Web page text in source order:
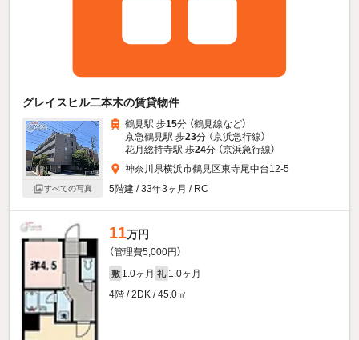
グレイスヒル二本木の賃貸物件
すべての写真
鶴見駅 歩15分 （鶴見線など）
京急鶴見駅 歩23分 （京浜急行線）
花月総持寺駅 歩24分 （京浜急行線）
神奈川県横浜市鶴見区東寺尾中台12-5
5階建 / 33年3ヶ月 / RC
11万円
（管理費5,000円）
敷 1.0ヶ月 礼 1.0ヶ月
4階 / 2DK / 45.0㎡